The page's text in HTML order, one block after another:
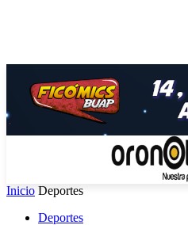
Inicio Deportes
Deportes